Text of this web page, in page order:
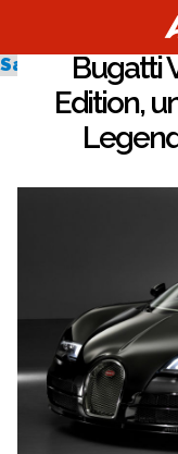
Salonul Auto de la
Bugatti
Edition,